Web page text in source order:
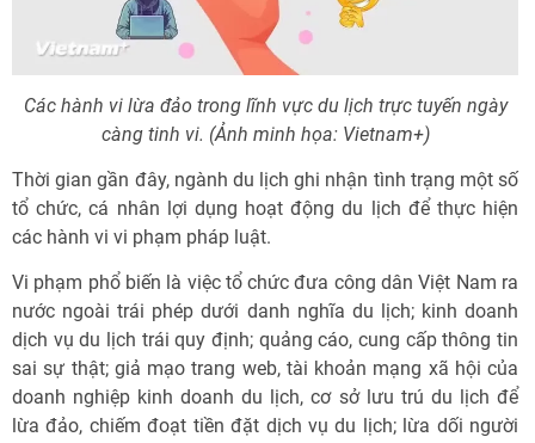
Các hành vi lừa đảo trong lĩnh vực du lịch trực tuyến ngày
càng tinh vi. (Ảnh minh họa: Vietnam+)
Thời gian gần đây, ngành du lịch ghi nhận tình trạng một số
tổ chức, cá nhân lợi dụng hoạt động du lịch để thực hiện
các hành vi vi phạm pháp luật.
Vi phạm phổ biến là việc tổ chức đưa công dân Việt Nam ra
nước ngoài trái phép dưới danh nghĩa du lịch; kinh doanh
dịch vụ du lịch trái quy định; quảng cáo, cung cấp thông tin
sai sự thật; giả mạo trang web, tài khoản mạng xã hội của
doanh nghiệp kinh doanh du lịch, cơ sở lưu trú du lịch để
lừa đảo, chiếm đoạt tiền đặt dịch vụ du lịch; lừa dối người